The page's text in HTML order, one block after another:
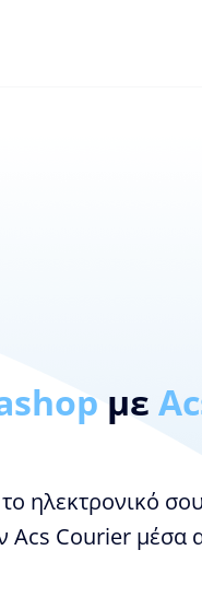
με
ηλεκτρονικό
Acs Courier μέσα